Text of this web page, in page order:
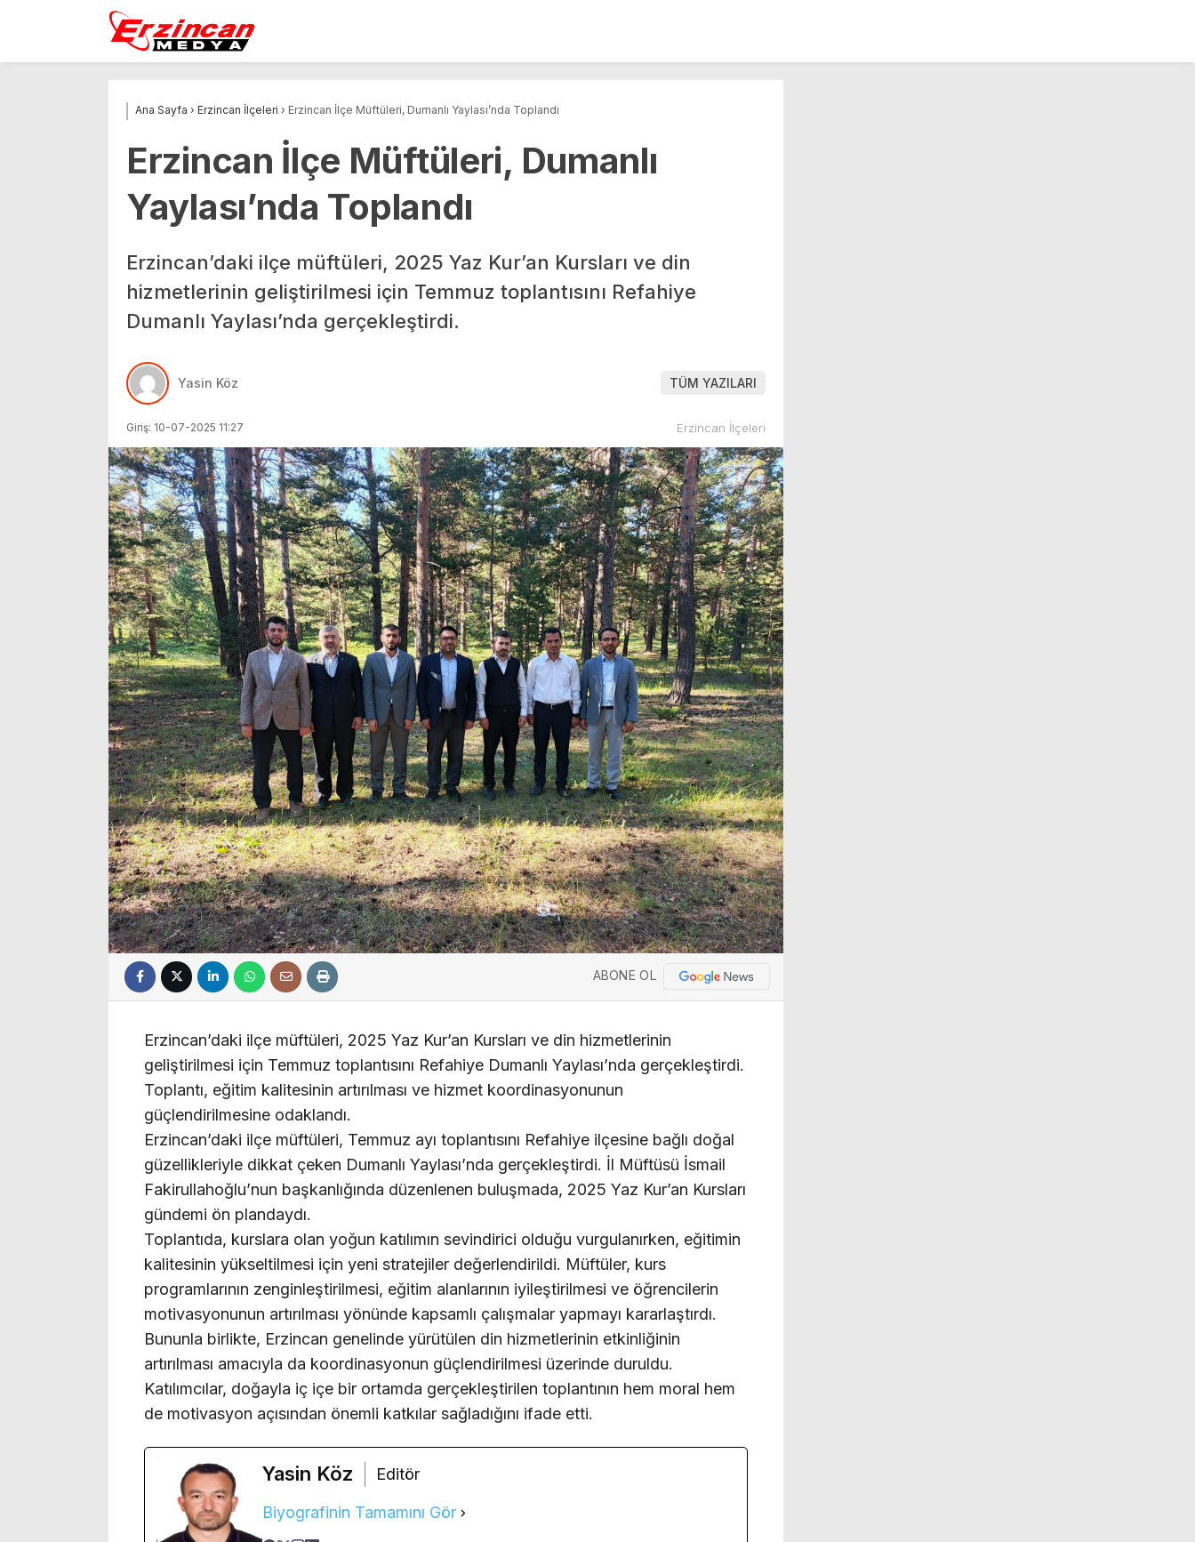
Ana Sayfa › Erzincan İlçeleri › Erzincan İlçe Müftüleri, Dumanlı Yaylası’nda Toplandı
Erzincan İlçe Müftüleri, Dumanlı
Yaylası’nda Toplandı
Erzincan’daki ilçe müftüleri, 2025 Yaz Kur’an Kursları ve din
hizmetlerinin geliştirilmesi için Temmuz toplantısını Refahiye
Dumanlı Yaylası’nda gerçekleştirdi.
Yasin Köz TÜM YAZILARI
Giriş: 10-07-2025 11:27 Erzincan İlçeleri
ABONE OL
Erzincan’daki ilçe müftüleri, 2025 Yaz Kur’an Kursları ve din hizmetlerinin
geliştirilmesi için Temmuz toplantısını Refahiye Dumanlı Yaylası’nda gerçekleştirdi.
Toplantı, eğitim kalitesinin artırılması ve hizmet koordinasyonunun
güçlendirilmesine odaklandı.
Erzincan’daki ilçe müftüleri, Temmuz ayı toplantısını Refahiye ilçesine bağlı doğal
güzellikleriyle dikkat çeken Dumanlı Yaylası’nda gerçekleştirdi. İl Müftüsü İsmail
Fakirullahoğlu’nun başkanlığında düzenlenen buluşmada, 2025 Yaz Kur’an Kursları
gündemi ön plandaydı.
Toplantıda, kurslara olan yoğun katılımın sevindirici olduğu vurgulanırken, eğitimin
kalitesinin yükseltilmesi için yeni stratejiler değerlendirildi. Müftüler, kurs
programlarının zenginleştirilmesi, eğitim alanlarının iyileştirilmesi ve öğrencilerin
motivasyonunun artırılması yönünde kapsamlı çalışmalar yapmayı kararlaştırdı.
Bununla birlikte, Erzincan genelinde yürütülen din hizmetlerinin etkinliğinin
artırılması amacıyla da koordinasyonun güçlendirilmesi üzerinde duruldu.
Katılımcılar, doğayla iç içe bir ortamda gerçekleştirilen toplantının hem moral hem
de motivasyon açısından önemli katkılar sağladığını ifade etti.
Yasin Köz Editör
Biyografinin Tamamını Gör